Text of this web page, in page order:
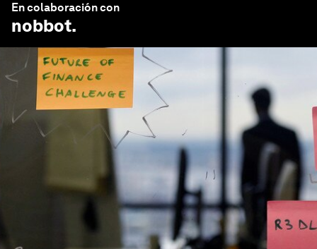
En colaboración con
nobbot.